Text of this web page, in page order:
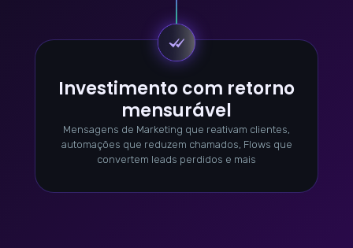
Investimento com retorno
mensurável
Mensagens de Marketing que reativam clientes,
automações que reduzem chamados, Flows que
convertem leads perdidos e mais